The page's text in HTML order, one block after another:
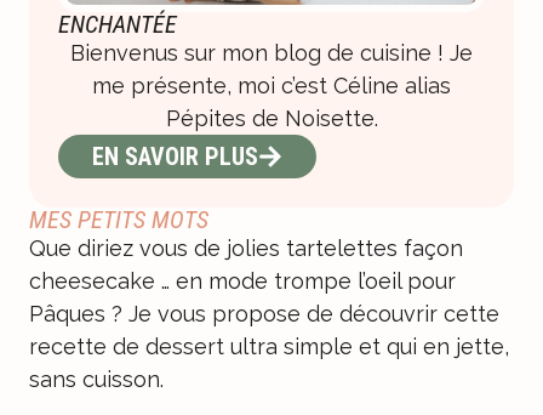
MES PETITS MOTS
Que diriez vous de jolies tartelettes façon
cheesecake … en mode trompe l’oeil pour
Pâques ? Je vous propose de découvrir cette
recette de dessert ultra simple et qui en jette,
sans cuisson.
ENCHANTÉE
Bienvenus sur mon blog de cuisine ! Je
me présente, moi c’est Céline alias
Pépites de Noisette.
EN SAVOIR PLUS